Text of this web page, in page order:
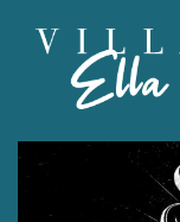
contenuto